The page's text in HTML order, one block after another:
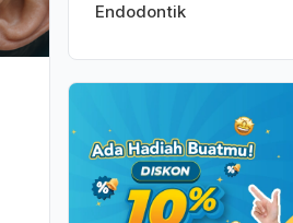
Endodontik